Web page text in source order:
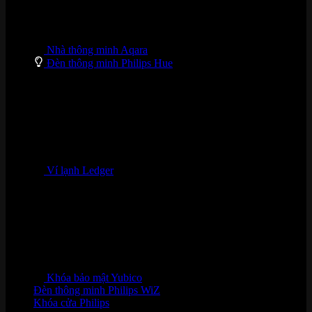
Nhà thông minh Aqara
Đèn thông minh Philips Hue
Ví lạnh Ledger
Khóa bảo mật Yubico
Đèn thông minh Philips WiZ
Khóa cửa Philips